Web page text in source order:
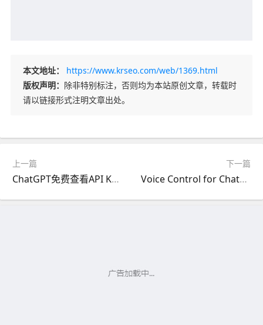
本文地址：
https://www.krseo.com/web/1369.html
版权声明： 除非特别标注，否则均为本站原创文章，转载时
请以链接形式注明文章出处。
上一篇
ChatGPT免费查看API KEY密钥剩余额度的方法
下一篇
Voice Control for ChatGPT - 发送语音与GPT对话工具